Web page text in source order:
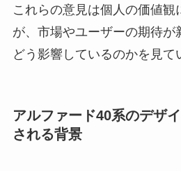
これらの意見は個人の価値観
が、市場やユーザーの期待が
どう影響しているのかを見て
アルファード40系のデザ
される背景